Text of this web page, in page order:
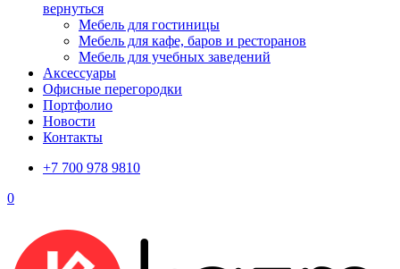
вернуться
Мебель для гостиницы
Мебель для кафе, баров и ресторанов
Мебель для учебных заведений
Аксессуары
Офисные перегородки
Портфолио
Новости
Контакты
+7 700 978 9810
0